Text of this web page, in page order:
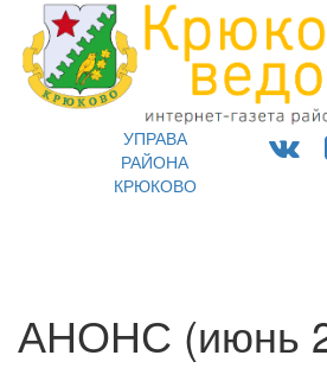
УПРАВА
РАЙОНА
КРЮКОВО
АНОНС (июнь